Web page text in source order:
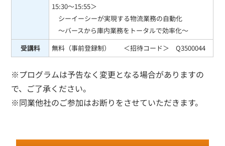
15:30～15:55＞
シーイーシーが実現する物流業務の自動化
～バースから庫内業務をトータルで効率化～
受講料
無料（事前登録制） ＜招待コード＞ Q3500044
※プログラムは予告なく変更となる場合がありますの
で、ご了承ください。
※同業他社のご参加はお断りをさせていただきます。